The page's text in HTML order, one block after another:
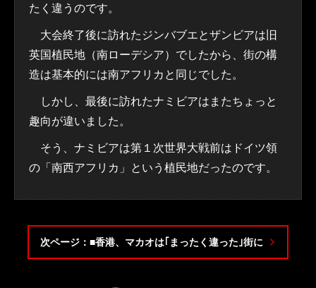
たく違うのです。
大会終了後に訪れたジンバブエとザンビアは旧
英国植民地（南ローデシア）でしたから、街の構
造は基本的には南アフリカと同じでした。
しかし、最後に訪れたナミビアはまたちょっと
趣向が違いました。
そう、ナミビアは第１次世界大戦前はドイツ領
の「南西アフリカ」という植民地だったのです。
次ページ：■香港、マカオは｢まったく違った｣街に